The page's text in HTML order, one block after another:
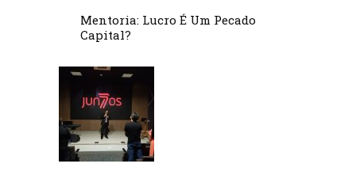
Mentoria: Lucro É Um Pecado
Capital?